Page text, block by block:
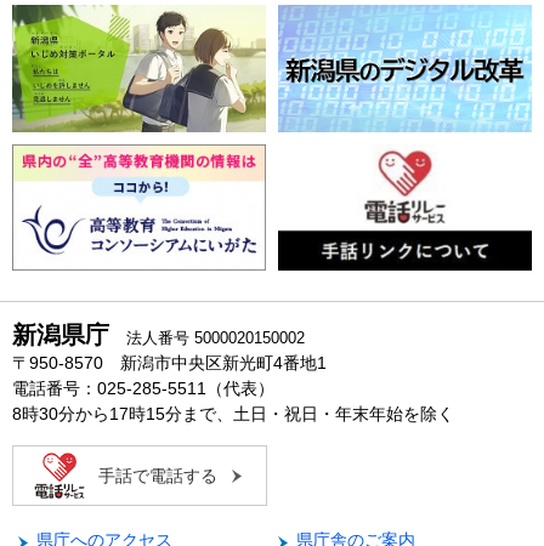
新潟県庁 法人番号 5000020150002
〒950-8570 新潟市中央区新光町4番地1
電話番号：025-285-5511（代表）
8時30分から17時15分まで、土日・祝日・年末年始を除く
手話で電話する
県庁へのアクセス 県庁舎のご案内